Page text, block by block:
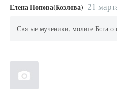
Елена Попова(Козлова) 21
Святые мученики, молите Бога о